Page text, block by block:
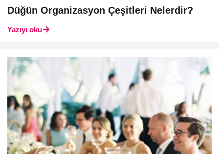
Düğün Organizasyon Çeşitleri Nelerdir?
Yazıyı oku